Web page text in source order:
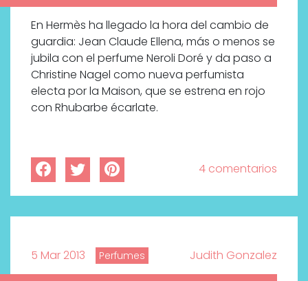
En Hermès ha llegado la hora del cambio de
guardia: Jean Claude Ellena, más o menos se
jubila con el perfume Neroli Doré y da paso a
Christine Nagel como nueva perfumista
electa por la Maison, que se estrena en rojo
con Rhubarbe écarlate.
4 comentarios
5 Mar 2013 Perfumes Judith Gonzalez